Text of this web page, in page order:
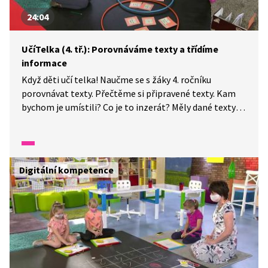
24:04
UčíTelka (4. tř.): Porovnáváme texty a třídíme
informace
Když děti učí telka! Naučme se s žáky 4. ročníku
porovnávat texty. Přečtěme si připravené texty. Kam
bychom je umístili? Co je to inzerát? Měly dané texty
Procvičíme si pravopis a skloňování podstatných jmen
rodu mužského životného i neživotného.
Digitální kompetence